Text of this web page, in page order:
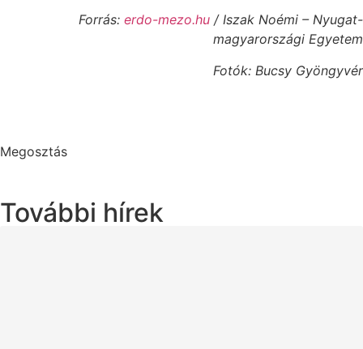
Forrás: erdo-mezo.hu / Iszak Noémi – Nyugat-
magyarországi Egyetem
Fotók: Bucsy Gyöngyvér
Megosztás
További hírek